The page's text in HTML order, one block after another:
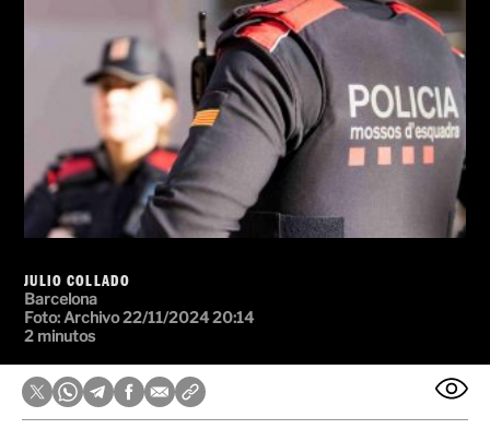
JULIO COLLADO
Barcelona
Foto: Archivo22/11/2024 20:14
2 minutos